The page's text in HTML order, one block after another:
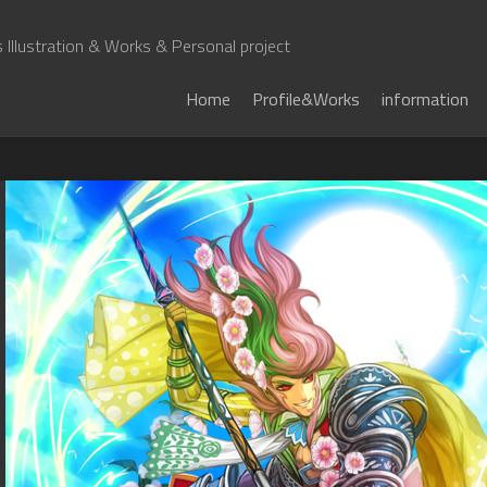
Illustration & Works & Personal project
Home Profile&Works information